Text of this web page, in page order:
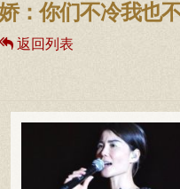
：你们不冷我也
返回列表